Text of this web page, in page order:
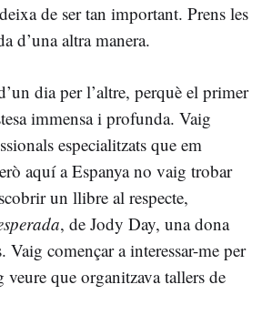
de ser tan important. Prens les
d’una altra manera.
dia per l’altre, perquè el primer
immensa i profunda. Vaig
especialitzats que em
aquí a Espanya no vaig trobar
un llibre al respecte,
, de Jody Day, una dona
començar a interessar-me per
que organitzava tallers de